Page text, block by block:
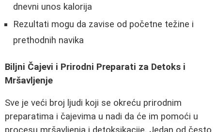
dnevni unos kalorija
Rezultati mogu da zavise od početne težine i
prethodnih navika
Biljni Čajevi i Prirodni Preparati za Detoks i
Mršavljenje
Sve je veći broj ljudi koji se okreću prirodnim
preparatima i čajevima u nadi da će im pomoći u